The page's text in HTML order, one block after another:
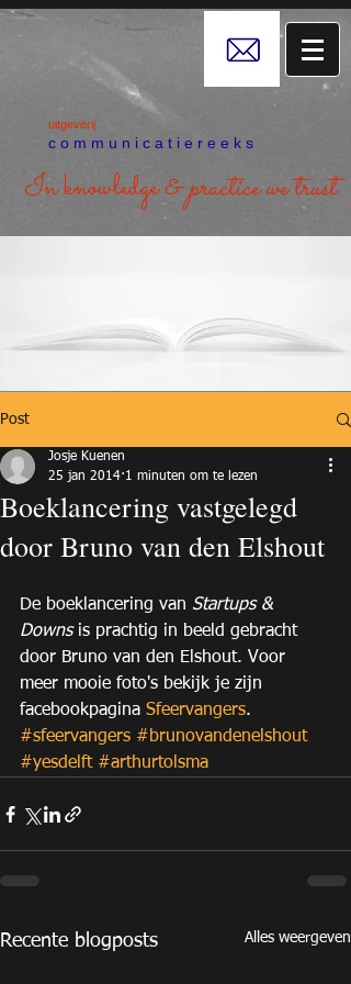
uitgeverij
c o m m u n i c a t i e r e e k s
In knowledge &practice we trust
Post
Boeklancering vastgelegd
door Bruno van den Elshout
Josje Kuenen
25 jan 2014 1 minuten om te lezen
De boeklancering van Startups &
Downs is prachtig in beeld gebracht
door Bruno van den Elshout. Voor
meer mooie foto's bekijk je zijn
facebookpagina Sfeervangers.
#sfeervangers #brunovandenelshout
#yesdelft #arthurtolsma
Recente blogposts Alles weergeven